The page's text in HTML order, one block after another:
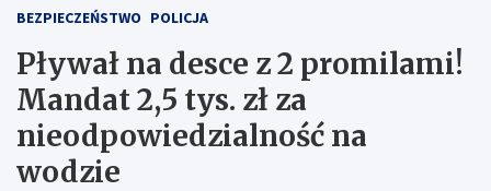
BEZPIECZEŃSTWO POLICJA
Pływał na desce z 2 promilami!
Mandat 2,5 tys. zł za
nieodpowiedzialność na
wodzie